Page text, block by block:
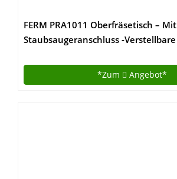
FERM PRA1011 Oberfräsetisch – Mit
Staubsaugeranschluss -Verstellbare
Standfuß bis 162 mm*Zum Angebot*